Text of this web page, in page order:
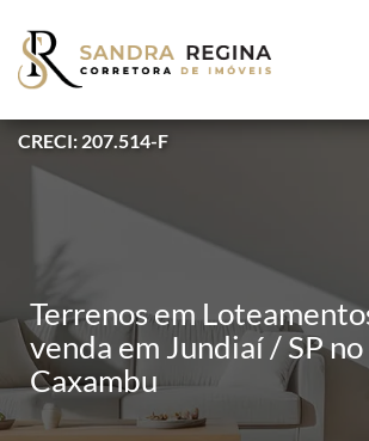
CRECI: 207.514-F
Terrenos em
venda em Jundiaí / SP
Caxambu